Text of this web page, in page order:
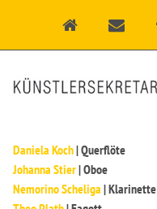
Daniela Koch| Querflöte
Johanna Stier| Oboe
Nemorino Scheliga | Klarinette